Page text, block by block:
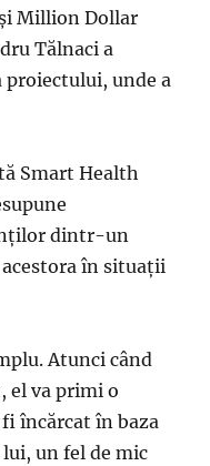
Million Dollar
Tălnaci a
proiectului, unde a
Smart Health
dintr-un
în situații
Atunci când
el va primi o
fi încărcat în baza
un fel de mic